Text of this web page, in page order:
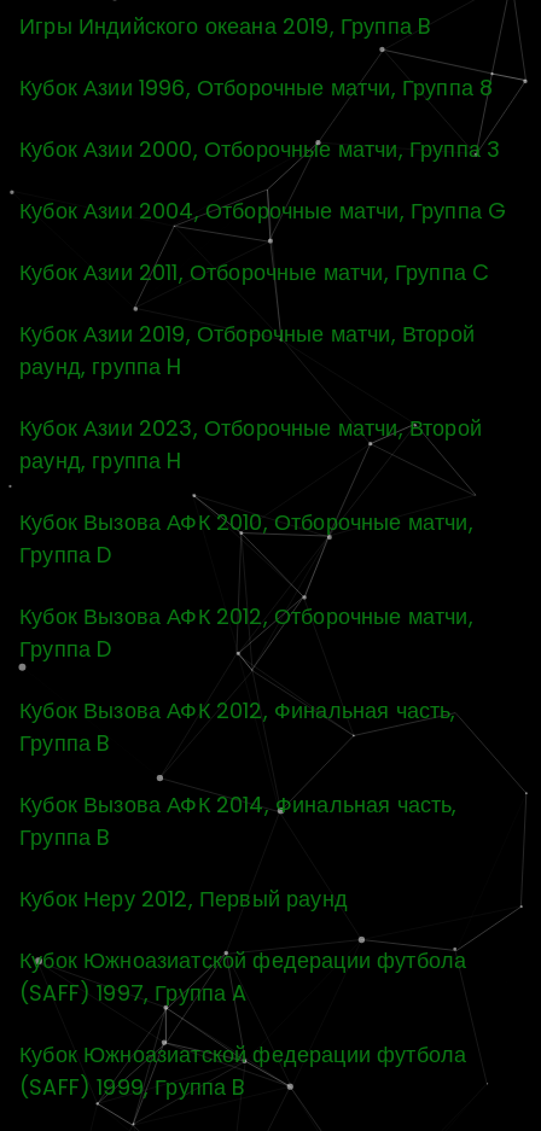
Игры Индийского океана 2019, Группа B
Кубок Азии 1996, Отборочные матчи, Группа 8
Кубок Азии 2000, Отборочные матчи, Группа 3
Кубок Азии 2004, Отборочные матчи, Группа G
Кубок Азии 2011, Отборочные матчи, Группа C
Кубок Азии 2019, Отборочные матчи, Второй
раунд, группа H
Кубок Азии 2023, Отборочные матчи, Второй
раунд, группа H
Кубок Вызова АФК 2010, Отборочные матчи,
Группа D
Кубок Вызова АФК 2012, Отборочные матчи,
Группа D
Кубок Вызова АФК 2012, Финальная часть,
Группа B
Кубок Вызова АФК 2014, Финальная часть,
Группа B
Кубок Неру 2012, Первый раунд
Кубок Южноазиатской федерации футбола
(SAFF) 1997, Группа A
Кубок Южноазиатской федерации футбола
(SAFF) 1999, Группа B